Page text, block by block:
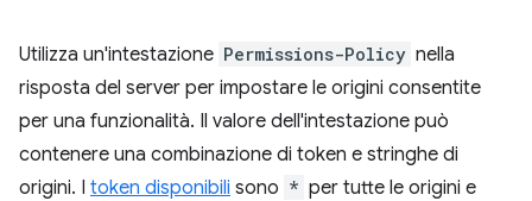
Utilizza un'intestazione Permissions-Policy nella
risposta del server per impostare le origini consentite
per una funzionalità. Il valore dell'intestazione può
contenere una combinazione di token e stringhe di
origini. I token disponibili sono * per tutte le origini e